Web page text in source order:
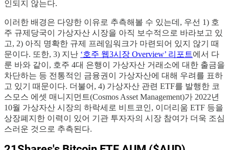
인되지 않는다.
이러한 배경은 다양한 이유로 추측해볼 수 있는데, 우선 1) 호
주 규제당국이 가상자산 시장을 아직 보수적으로 바라보고 있
고, 2) 아직 명확한 규제 프레임워크가 마련되어 있지 않기 때
문이다. 또한, 3) 지난 ‘호주 웹3시장 Overview’ 리포트에서 다
룬 바와 같이, 호주 4대 은행이 가상자산 거래소에 대한 출금을
차단하는 등 전통적인 금융권이 가상자산에 대해 우려를 표하
고 있기 때문이다. 더불어, 4) 가상자산 관련 ETF를 발행한 코
스모스 에셋 매니지먼트(Cosmos Asset Management)가 2022년
10월 가상자산 시장의 하락세로 비트코인, 이더리움 ETF 등을
상장폐지한 이력이 있어 기관 투자자의 시장 참여가 더욱 조심
스러운 것으로 추측된다.